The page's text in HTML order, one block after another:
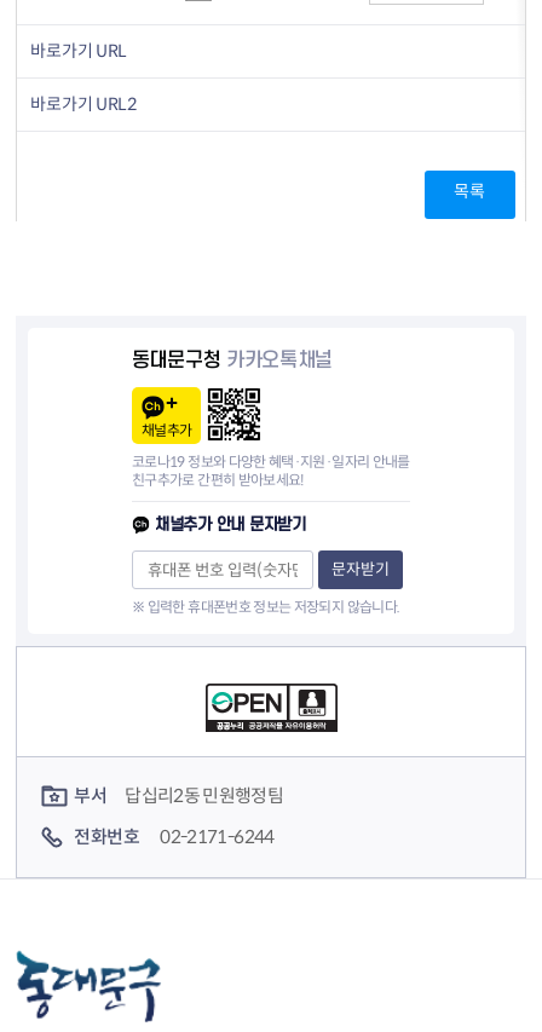
바로가기 URL
바로가기 URL2
목록
동대문구청 카카오톡채널
채널추가
코로나19 정보와 다양한 혜택·지원·일자리 안내를
친구추가로 간편히 받아보세요!
채널추가 안내 문자받기
문자받기
※ 입력한 휴대폰번호 정보는 저장되지 않습니다.
부서
답십리2동 민원행정팀
전화번호
02-2171-6244